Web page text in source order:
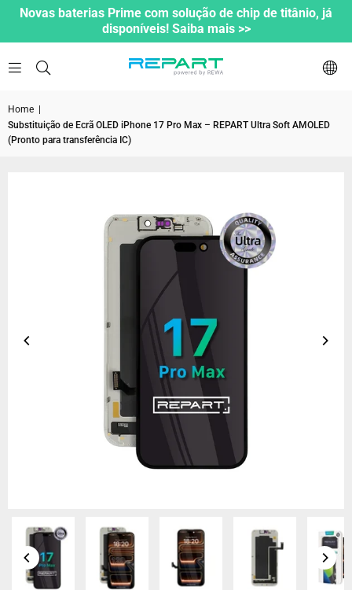
Novas baterias Prime com solução de chip de titânio, já
disponíveis! Saiba mais >>
Home
Substituição de Ecrã OLED iPhone 17 Pro Max – REPART Ultra Soft AMOLED
(Pronto para transferência IC)